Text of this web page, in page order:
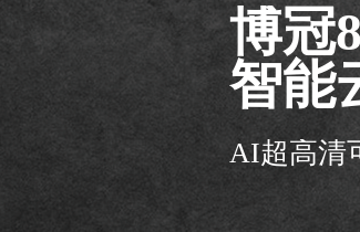
博冠
智能
AI超高清